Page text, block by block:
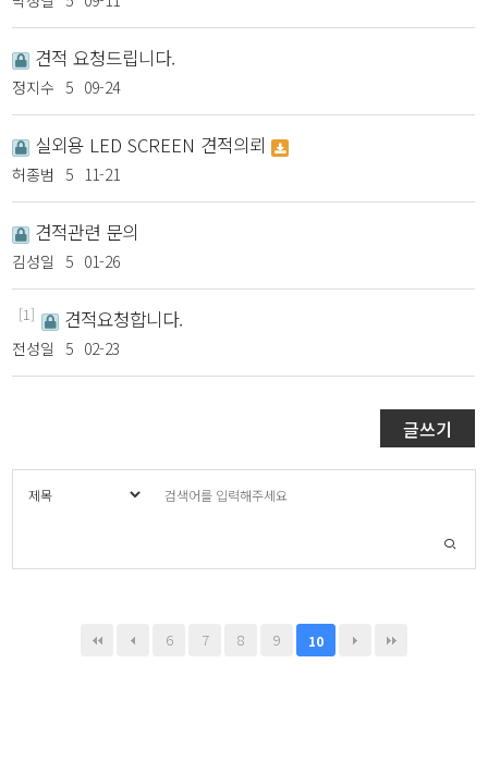
견적 요청드립니다.
정지수 5 09-24
실외용 LED SCREEN 견적의뢰
허종범 5 11-21
견적관련 문의
김성일 5 01-26
견적요청합니다.
[1]
전성일 5 02-23
글쓰기
6 7 8 9 10